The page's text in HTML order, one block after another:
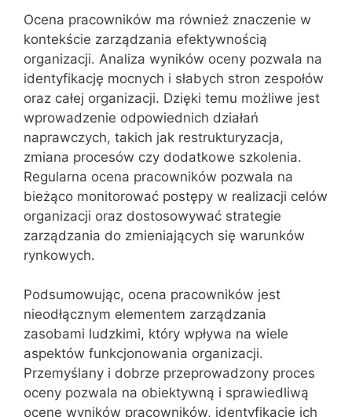
Ocena pracowników ma również znaczenie w
kontekście zarządzania efektywnością
organizacji. Analiza wyników oceny pozwala na
identyfikację mocnych i słabych stron zespołów
oraz całej organizacji. Dzięki temu możliwe jest
wprowadzenie odpowiednich działań
naprawczych, takich jak restrukturyzacja,
zmiana procesów czy dodatkowe szkolenia.
Regularna ocena pracowników pozwala na
bieżąco monitorować postępy w realizacji celów
organizacji oraz dostosowywać strategie
zarządzania do zmieniających się warunków
rynkowych.
Podsumowując, ocena pracowników jest
nieodłącznym elementem zarządzania
zasobami ludzkimi, który wpływa na wiele
aspektów funkcjonowania organizacji.
Przemyślany i dobrze przeprowadzony proces
oceny pozwala na obiektywną i sprawiedliwą
ocenę wyników pracowników, identyfikację ich